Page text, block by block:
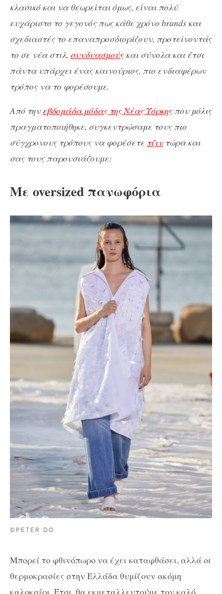
κλασικό και να θεωρείται όμως, είναι πολύ
ευχάριστο το γεγονός πως κάθε χρόνο brands και
σχεδιαστές το επαναπροσδιορίζουν, προτείνοντάς
το σε νέα στιλ, συνδυασμούςκαι σύνολα και έτσι
πάντα υπάρχει ένας καινούριος, πιο ενδιαφέρων
τρόπος να το φορέσουμε.
Από τηνεβδομάδα μόδας της Νέας Υόρκηςπου μόλις
πραγματοποιήθηκε, συγκεντρώσαμε τους πιο
σύγχρονους τρόπους να φορέσετε τζιντώρα και
σας τους παρουσιάζουμε:
Με oversized πανωφόρια
©PETER DO
Μπορεί το φθινόπωρο να έχει καταφθάσει, αλλά οι
θερμοκρασίες στην Ελλάδα θυμίζουν ακόμη
καλοκαίρι. Έτσι, θα εκμεταλλευτούμε τον καλό